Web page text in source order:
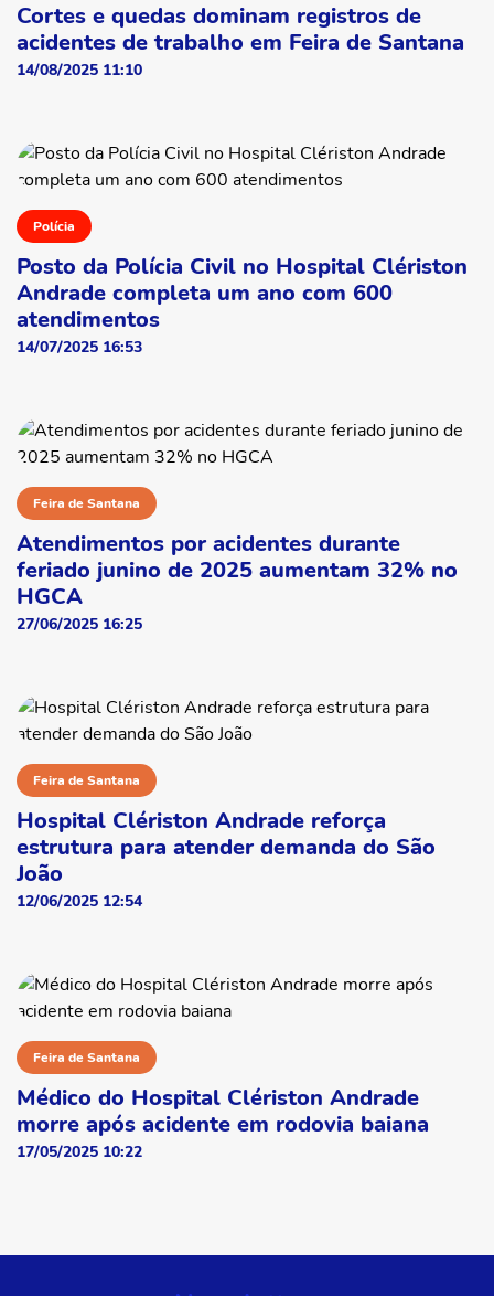
Cortes e quedas dominam registros de
acidentes de trabalho em Feira de Santana
14/08/2025 11:10
Polícia
Posto da Polícia Civil no Hospital Clériston
Andrade completa um ano com 600
atendimentos
14/07/2025 16:53
Feira de Santana
Atendimentos por acidentes durante
feriado junino de 2025 aumentam 32% no
HGCA
27/06/2025 16:25
Feira de Santana
Hospital Clériston Andrade reforça
estrutura para atender demanda do São
João
12/06/2025 12:54
Feira de Santana
Médico do Hospital Clériston Andrade
morre após acidente em rodovia baiana
17/05/2025 10:22